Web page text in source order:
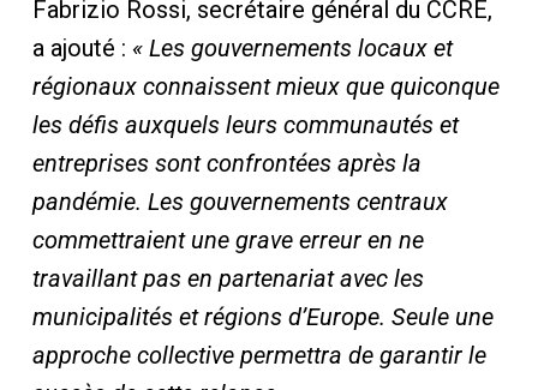
Fabrizio Rossi, secrétaire général du CCRE,
a ajouté : « Les gouvernements locaux et
régionaux connaissent mieux que quiconque
les défis auxquels leurs communautés et
entreprises sont confrontées après la
pandémie. Les gouvernements centraux
commettraient une grave erreur en ne
travaillant pas en partenariat avec les
municipalités et régions d’Europe. Seule une
approche collective permettra de garantir le